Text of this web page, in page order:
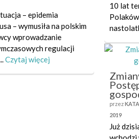
– epidemia
– wymusiła na polskim
wprowadzanie
regulacji
Czytaj więcej
10 lat
przez
2019
Już